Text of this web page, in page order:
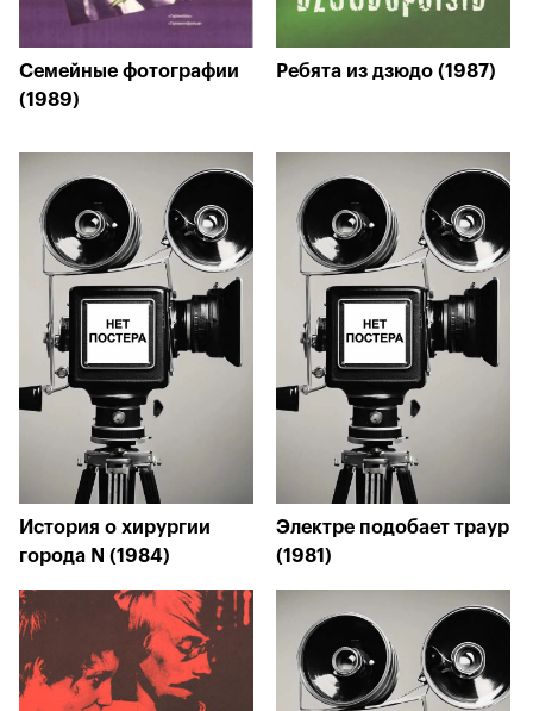
Семейные фотографии
(1989)
Ребята из дзюдо (1987)
История о хирургии
города N (1984)
Электре подобает траур
(1981)